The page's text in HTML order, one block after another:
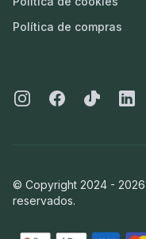
Política de compras
InstagramFacebook
Tiktok
© Copyright 2024 - 2026
reservados.